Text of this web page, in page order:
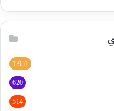
1٬951
620
514